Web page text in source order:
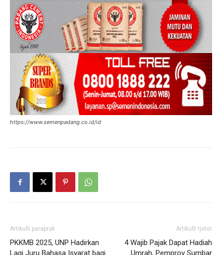
https://www.semenpadang.co.id/id
Artikulli paraprak
PKKMB 2025, UNP Hadirkan
Lagi Juru Bahasa Isyarat bagi
Artikulli tjetër
4 Wajib Pajak Dapat Hadiah
Umrah, Pemprov Sumbar